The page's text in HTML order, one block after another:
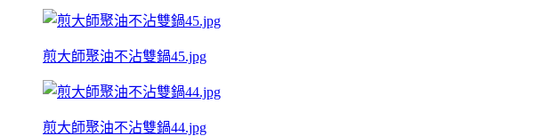
煎大師聚油不沾雙鍋45.jpg
煎大師聚油不沾雙鍋44.jpg